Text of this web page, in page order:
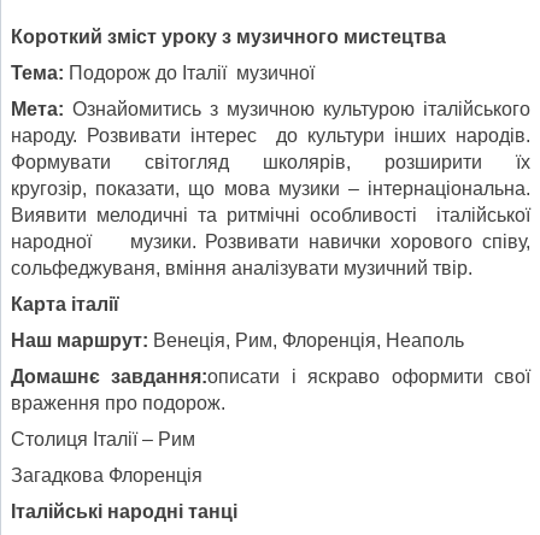
Короткий зміст уроку з музичного мистецтва
Тема: Подорож до Італії музичної
Мета: Ознайомитись з музичною культурою італійського
народу. Розвивати інтерес до культури інших народів.
Формувати світогляд школярів, розширити їх
кругозір, показати, що мова музики – інтернаціональна.
Виявити мелодичні та ритмічні особливості італійської
народної музики. Розвивати навички хорового співу,
сольфеджуваня, вміння аналізувати музичний твір.
Карта італії
Наш маршрут: Венеція, Рим, Флоренція, Неаполь
Домашнє завдання:описати і яскраво оформити свої
враження про подорож.
Столиця Італії – Рим
Загадкова Флоренція
Італійські народні танці